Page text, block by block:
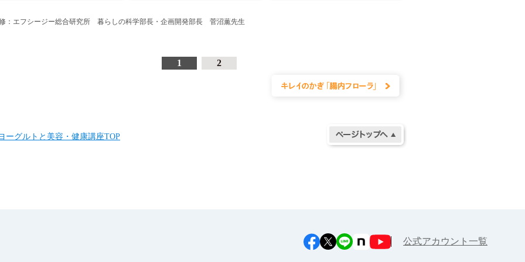
：エフシージー総合研究所 暮らしの科学部長・企画開発部長 菅沼薫先生
1 2
ーグルトと美容・健康講座TOP
公式アカウント一覧